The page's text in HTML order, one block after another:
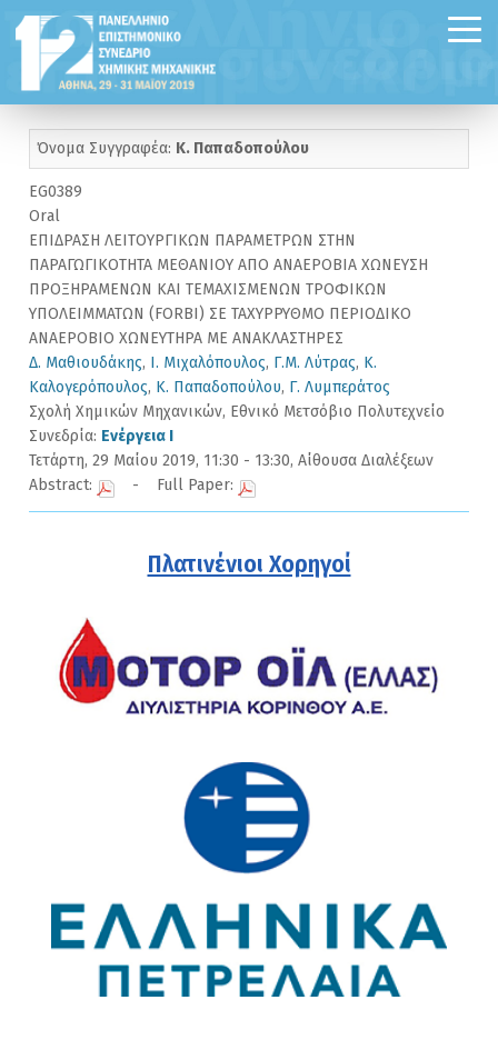
Όνομα Συγγραφέα: Κ. Παπαδοπούλου
EG0389
Oral
ΕΠΙΔΡΑΣΗ ΛΕΙΤΟΥΡΓΙΚΩΝ ΠΑΡΑΜΕΤΡΩΝ ΣΤΗΝ
ΠΑΡΑΓΩΓΙΚΟΤΗΤΑ ΜΕΘΑΝΙΟΥ ΑΠΟ ΑΝΑΕΡΟΒΙΑ ΧΩΝΕΥΣΗ
ΠΡΟΞΗΡΑΜΕΝΩΝ ΚΑΙ ΤΕΜΑΧΙΣΜΕΝΩΝ ΤΡΟΦΙΚΩΝ
ΥΠΟΛΕΙΜΜΑΤΩΝ (FORBI) ΣΕ ΤΑΧΥΡΡΥΘΜΟ ΠΕΡΙΟΔΙΚΟ
ΑΝΑΕΡΟΒΙΟ ΧΩΝΕΥΤΗΡΑ ΜΕ ΑΝΑΚΛΑΣΤΗΡΕΣ
Δ. Μαθιουδάκης, Ι. Μιχαλόπουλος, Γ.Μ. Λύτρας, Κ.
Καλογερόπουλος, Κ. Παπαδοπούλου, Γ. Λυμπεράτος
Σχολή Χημικών Μηχανικών, Εθνικό Μετσόβιο Πολυτεχνείο
Συνεδρία: Ενέργεια I
Τετάρτη, 29 Μαίου 2019, 11:30 - 13:30, Αίθουσα Διαλέξεων
Abstract:
- Full Paper:
Πλατινένιοι Χορηγοί